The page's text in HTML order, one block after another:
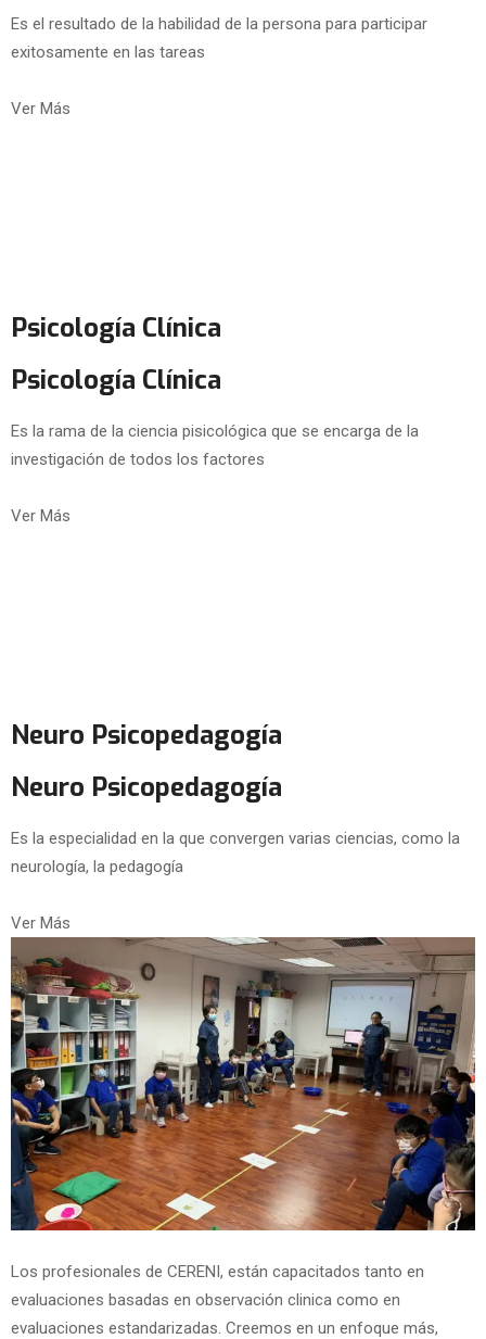
Es el resultado de la habilidad de la persona para participar
exitosamente en las tareas
Ver Más
Psicología Clínica
Psicología Clínica
Es la rama de la ciencia pisicológica que se encarga de la
investigación de todos los factores
Ver Más
Neuro Psicopedagogía
Neuro Psicopedagogía
Es la especialidad en la que convergen varias ciencias, como la
neurología, la pedagogía
Ver Más
Los profesionales de CERENI, están capacitados tanto en
evaluaciones basadas en observación clinica como en
evaluaciones estandarizadas. Creemos en un enfoque más,